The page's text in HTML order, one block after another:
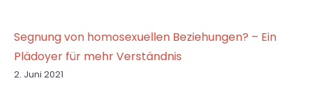
Segnung von homosexuellen Beziehungen? – Ein
Plädoyer für mehr Verständnis
2. Juni 2021